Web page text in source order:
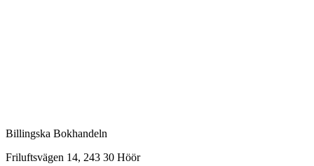
Billingska Bokhandeln
Friluftsvägen 14, 243 30 Höör